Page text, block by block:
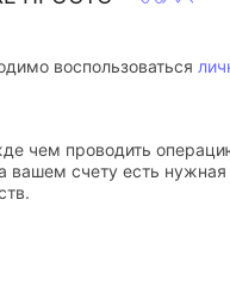
воспользоваться
чем проводить
вашем счету есть